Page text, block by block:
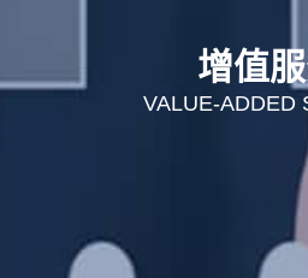
增值
VALUE-ADDED